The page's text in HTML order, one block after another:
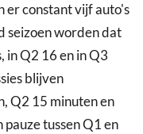
er constant vijf auto's
seizoen worden dat
in Q2 16 en in Q3
blijven
Q2 15 minuten en
tussen Q1 en